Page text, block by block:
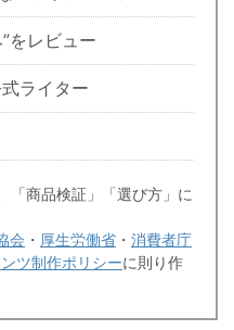
をレビュー
ライター
「商品検証」「選び方」に
会 ・ 厚生労働省 ・ 消費者庁
ツ制作ポリシーに則り作